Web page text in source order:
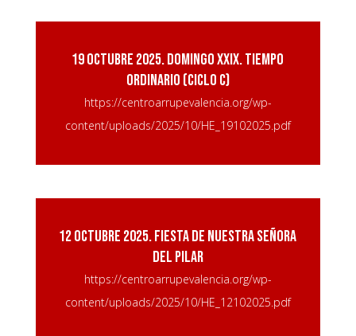
19 octubre 2025. Domingo XXIX. Tiempo
Ordinario (ciclo C)
https://centroarrupevalencia.org/wp-
content/uploads/2025/10/HE_19102025.pdf
12 octubre 2025. Fiesta de Nuestra Señora
del Pilar
https://centroarrupevalencia.org/wp-
content/uploads/2025/10/HE_12102025.pdf